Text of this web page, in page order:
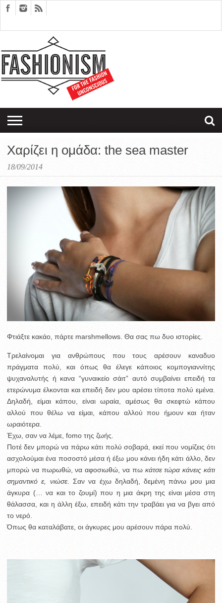
EDITORIALS
COUPLES
THERAPY
SARTORIAGRAM
Χαρίζει η ομάδα: the sea master
18/09/2014
Φτιάξτε κακάο, πάρτε marshmellows. Θα σας πω δυο ιστορίες.
Τρελαίνομαι για ανθρώπους που τους αρέσουν καναδυο
πράγματα πολύ, και όπως θα έλεγε κάποιος κομπογιαννίτης
ψυχαναλυτής ή κανα “γυναικείο σάιτ” αυτό συμβαίνει επειδή τα
ετερώνυμα έλκονται και επειδή δεν μου αρέσει τίποτα πολύ εμένα.
Δηλαδή, είμαι κάπου, είναι ωραία, αμέσως θα σκεφτώ κάπου
αλλού που θέλω να είμαι, κάπου αλλού που ήμουν και ήταν
ωραιότερα.
Έχω, σαν να λέμε, fomo της ζωής.
Ποτέ δεν μπορώ να πάρω κάτι πολύ σοβαρά, εκεί που νομίζεις ότι
ασχολούμαι ένα ποσοστό μέσα ή έξω μου κάνει ήδη κάτι άλλο, δεν
μπορώ να πωρωθώ, να αφοσιωθώ, να πω κάτσε τώρα κάνεις κάτι
σημαντικό ε, νιώσε. Σαν να έχω δηλαδή, δεμένη πάνω μου μια
άγκυρα (… να και το ζουμί) που η μια άκρη της είναι μέσα στη
θάλασσα, και η άλλη έξω, επειδή κάτι την τραβάει για να βγει από
το νερό.
Όπως θα καταλάβατε, οι άγκυρες μου αρέσουν πάρα πολύ.